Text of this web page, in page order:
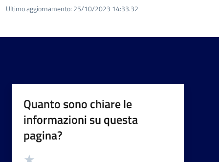
Ultimo aggiornamento: 25/10/2023 14:33.32
Quanto sono chiare le
informazioni su questa
pagina?
Valutazione